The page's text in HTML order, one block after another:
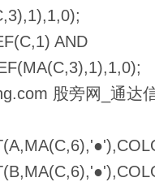
AND
股旁网_通达